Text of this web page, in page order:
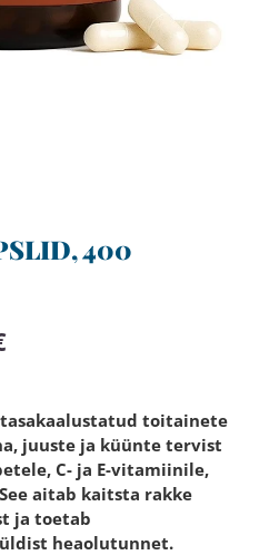
400
toitainete
juuste ja küünte tervist
C- ja E-vitamiinile,
aitab kaitsta rakke
ja toetab
heaolutunnet.